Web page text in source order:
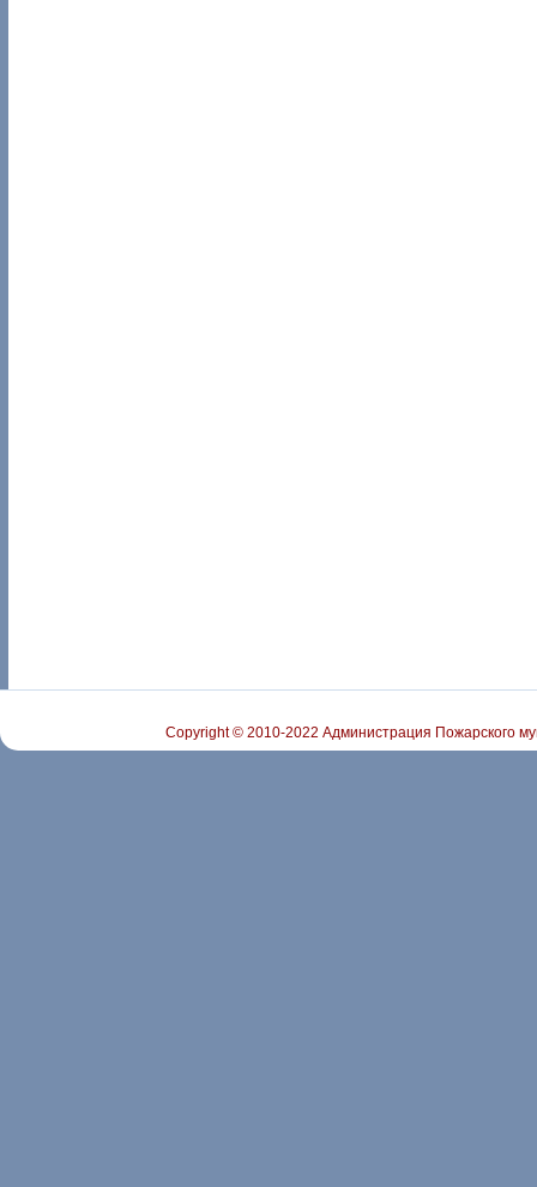
Copyright © 2010-2022 Администрация Пожарского